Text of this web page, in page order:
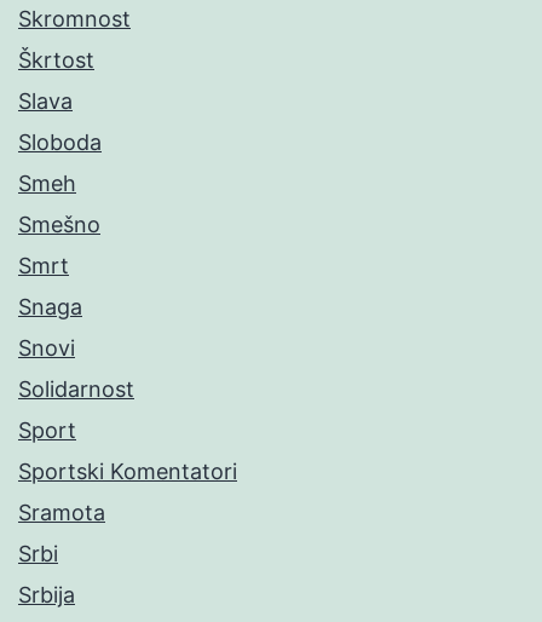
Skromnost
Škrtost
Slava
Sloboda
Smeh
Smešno
Smrt
Snaga
Snovi
Solidarnost
Sport
Sportski Komentatori
Sramota
Srbi
Srbija